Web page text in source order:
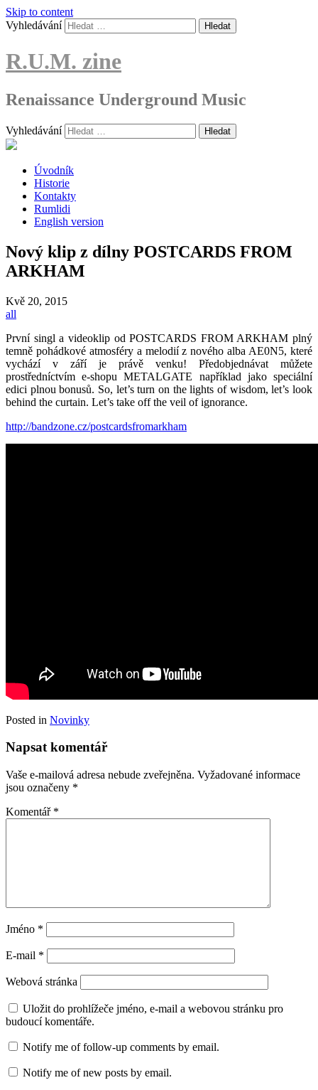
Skip to content
Vyhledávání
R.U.M. zine
Renaissance Underground Music
Vyhledávání
Úvodník
Historie
Kontakty
Rumlidi
English version
Nový klip z dílny POSTCARDS FROM
ARKHAM
Kvě 20, 2015
all
První singl a videoklip od POSTCARDS FROM ARKHAM plný
temně pohádkové atmosféry a melodií z nového alba AE0N5, které
vychází v září je právě venku! Předobjednávat můžete
prostředníctvím e-shopu METALGATE například jako speciální
edici plnou bonusů. So, let’s turn on the lights of wisdom, let’s look
behind the curtain. Let’s take off the veil of ignorance.
http://bandzone.cz/postcardsfromarkham
Posted in Novinky
Napsat komentář
Vaše e-mailová adresa nebude zveřejněna. Vyžadované informace
jsou označeny *
Komentář *
Jméno *
E-mail *
Webová stránka
Uložit do prohlížeče jméno, e-mail a webovou stránku pro
budoucí komentáře.
Notify me of follow-up comments by email.
Notify me of new posts by email.